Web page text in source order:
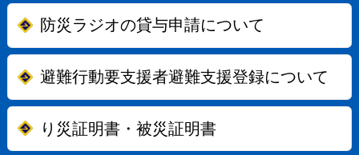
防災ラジオの貸与申請について
避難行動要支援者避難支援登録について
り災証明書・被災証明書